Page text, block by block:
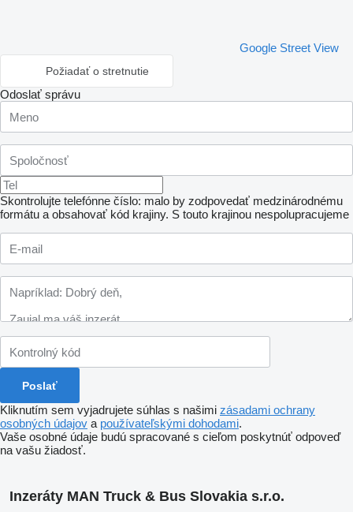
Google Street View
Požiadať o stretnutie
Odoslať správu
Skontrolujte telefónne číslo: malo by zodpovedať medzinárodnému
formátu a obsahovať kód krajiny. S touto krajinou nespolupracujeme
Kliknutím sem vyjadrujete súhlas s našimi zásadami ochrany
osobných údajov a používateľskými dohodami.
Vaše osobné údaje budú spracované s cieľom poskytnúť odpoveď
na vašu žiadosť.
Inzeráty MAN Truck & Bus Slovakia s.r.o.